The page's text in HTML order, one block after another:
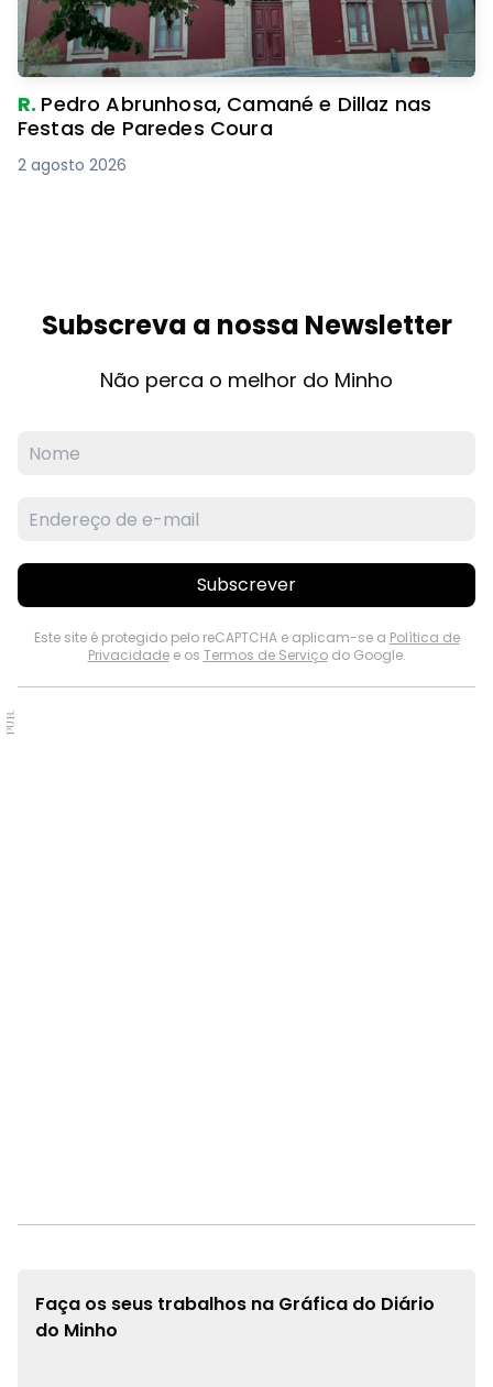
R. Pedro Abrunhosa, Camané e Dillaz nas
Festas de Paredes Coura
2 agosto 2026
Subscreva a nossa Newsletter
Não perca o melhor do Minho
Subscrever
Este site é protegido pelo reCAPTCHA e aplicam-se a Política de
Privacidadee os Termos de Serviçodo Google.
PUB.
Faça os seus trabalhos na Gráfica do Diário
do Minho